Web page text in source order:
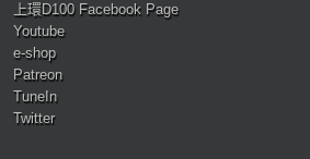
上環D100 Facebook Page
Youtube
e-shop
Patreon
TuneIn
Twitter